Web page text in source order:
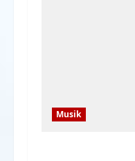
Musik